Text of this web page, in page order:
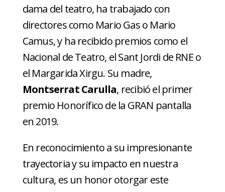
dama del teatro, ha trabajado con
directores como Mario Gas o Mario
Camus, y ha recibido premios como el
Nacional de Teatro, el Sant Jordi de RNE o
el Margarida Xirgu. Su madre,
Montserrat Carulla, recibió el primer
premio Honorífico de la GRAN pantalla
en 2019.
En reconocimiento a su impresionante
trayectoria y su impacto en nuestra
cultura, es un honor otorgar este